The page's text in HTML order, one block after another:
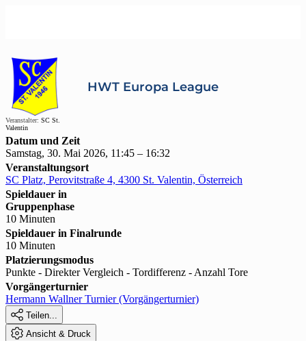
Veranstalter: SC St.
Valentin
HWT Europa League
Datum und Zeit
Samstag, 30. Mai 2026, 11:45 – 16:32
Veranstaltungsort
SC Platz, Perovitstraße 4, 4300 St. Valentin, Österreich
Spieldauer in
Gruppenphase
10 Minuten
Spieldauer in Finalrunde
10 Minuten
Platzierungsmodus
Punkte - Direkter Vergleich - Tordifferenz - Anzahl Tore
Vorgängerturnier
Hermann Wallner Turnier (Vorgängerturnier)
 Teilen...
 Ansicht & Druck